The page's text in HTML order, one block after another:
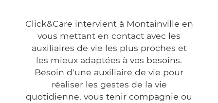
Click&Care intervient à Montainville en
vous mettant en contact avec les
auxiliaires de vie les plus proches et
les mieux adaptées à vos besoins.
Besoin d'une auxiliaire de vie pour
réaliser les gestes de la vie
quotidienne, vous tenir compagnie ou